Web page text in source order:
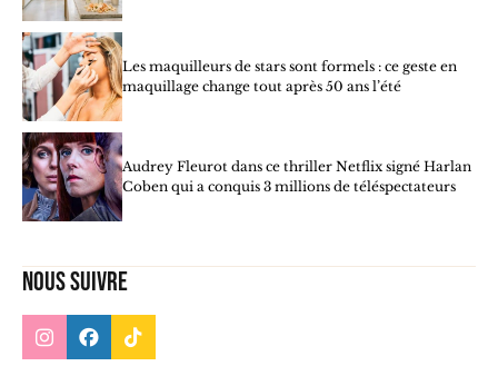
Les maquilleurs de stars sont formels : ce geste en
maquillage change tout après 50 ans l’été
Audrey Fleurot dans ce thriller Netflix signé Harlan
Coben qui a conquis 3 millions de téléspectateurs
Nous suivre